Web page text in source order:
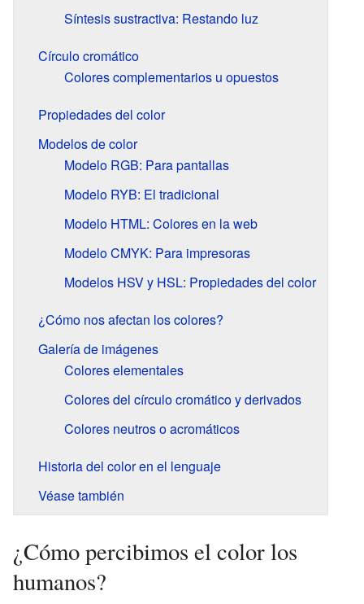
Síntesis sustractiva: Restando luz
Círculo cromático
Colores complementarios u opuestos
Propiedades del color
Modelos de color
Modelo RGB: Para pantallas
Modelo RYB: El tradicional
Modelo HTML: Colores en la web
Modelo CMYK: Para impresoras
Modelos HSV y HSL: Propiedades del color
¿Cómo nos afectan los colores?
Galería de imágenes
Colores elementales
Colores del círculo cromático y derivados
Colores neutros o acromáticos
Historia del color en el lenguaje
Véase también
¿Cómo percibimos el color los
humanos?